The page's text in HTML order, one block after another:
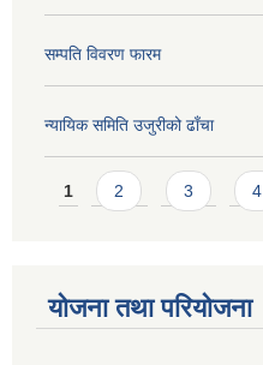
सम्पति विवरण फारम
न्यायिक समिति उजुरीको ढाँचा
Pages
1 2 3 4
योजना तथा परियोजना